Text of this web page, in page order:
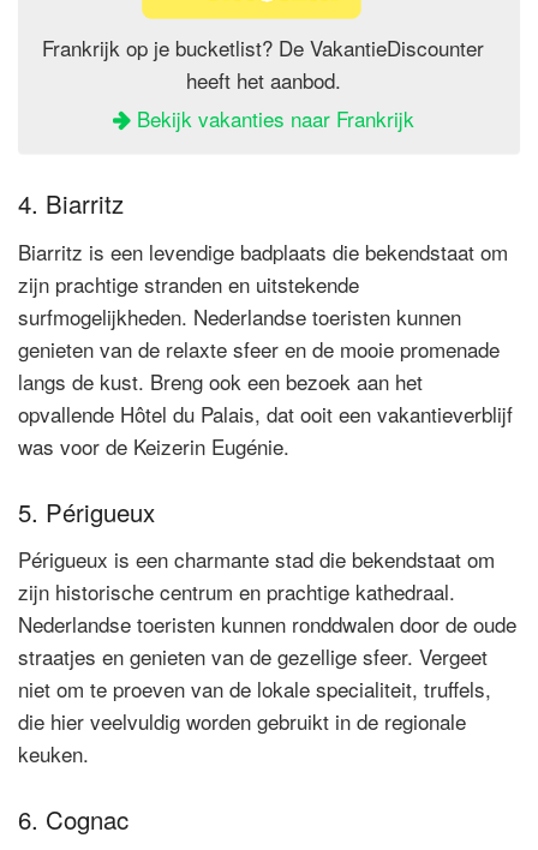
Frankrijk op je bucketlist? De VakantieDiscounter
heeft het aanbod.
Bekijk vakanties naar Frankrijk
4. Biarritz
Biarritz is een levendige badplaats die bekendstaat om
zijn prachtige stranden en uitstekende
surfmogelijkheden. Nederlandse toeristen kunnen
genieten van de relaxte sfeer en de mooie promenade
langs de kust. Breng ook een bezoek aan het
opvallende Hôtel du Palais, dat ooit een vakantieverblijf
was voor de Keizerin Eugénie.
5. Périgueux
Périgueux is een charmante stad die bekendstaat om
zijn historische centrum en prachtige kathedraal.
Nederlandse toeristen kunnen ronddwalen door de oude
straatjes en genieten van de gezellige sfeer. Vergeet
niet om te proeven van de lokale specialiteit, truffels,
die hier veelvuldig worden gebruikt in de regionale
keuken.
6. Cognac